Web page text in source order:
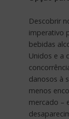
Descobrir
imperativo
bebidas
Unidos e a
danosos à
menos
mercado –